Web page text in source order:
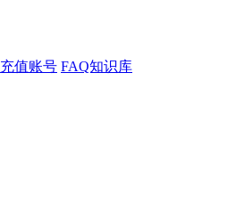
充值账号 FAQ知识库